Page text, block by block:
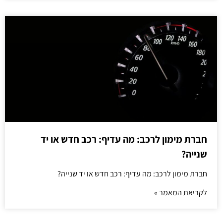
חברת מימון לרכב: מה עדיף: רכב חדש או יד
שנייה?
חברת מימון לרכב: מה עדיף: רכב חדש או יד שנייה?
לקריאת המאמר »